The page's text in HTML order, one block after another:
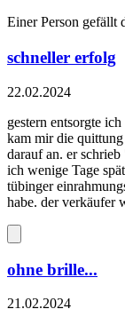
Einer Person gefällt
schneller erfolg
22.02.2024
gestern entsorgte
kam mir die quittung
darauf an. er
ich wenige Tage
tübinger
habe. der verkäufer
ohne brille...
21.02.2024